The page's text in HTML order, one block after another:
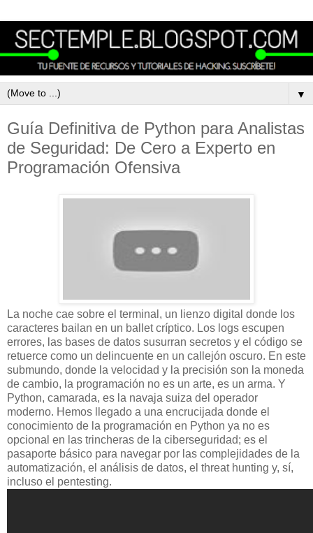
▼
Guía Definitiva de Python para Analistas
de Seguridad: De Cero a Experto en
Programación Ofensiva
La noche cae sobre el terminal, un lienzo digital donde los
caracteres bailan en un ballet críptico. Los logs escupen
errores, las bases de datos susurran secretos y el código se
retuerce como un delincuente en un callejón oscuro. En este
submundo, donde la velocidad y la precisión son la moneda
de cambio, la programación no es un arte, es un arma. Y
Python, camarada, es la navaja suiza del operador
moderno. Hemos llegado a una encrucijada donde el
conocimiento de la programación en Python ya no es
opcional en las trincheras de la ciberseguridad; es el
pasaporte básico para navegar por las complejidades de la
automatización, el análisis de datos, el threat hunting y, sí,
incluso el pentesting.